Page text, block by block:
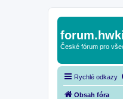
České fórum pro
Rychlé odkazy
Obsah fóra